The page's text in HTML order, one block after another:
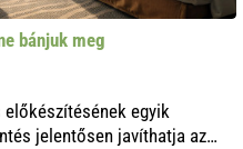
bánjuk meg
egyik
jelentősen javíthatja az